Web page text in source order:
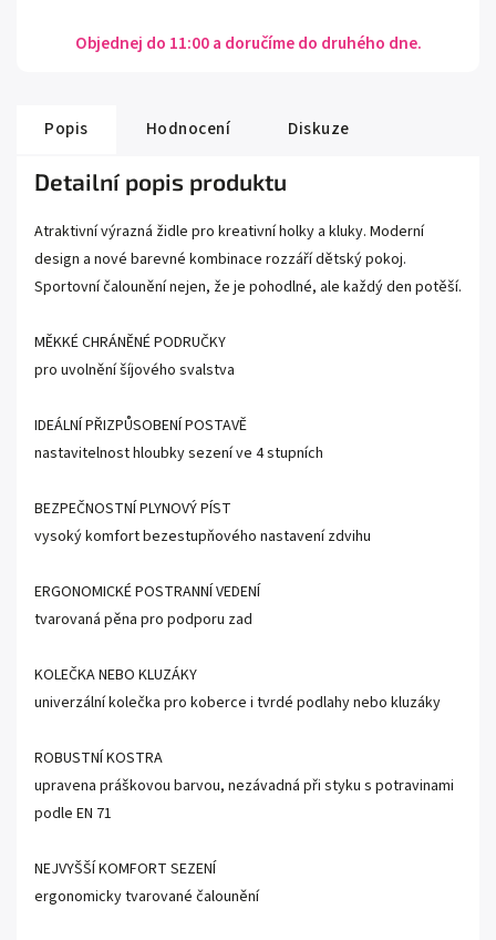
Objednej do 11:00 a doručíme do druhého dne.
Popis Hodnocení Diskuze
Detailní popis produktu
Atraktivní výrazná židle pro kreativní holky a kluky. Moderní
design a nové barevné kombinace rozzáří dětský pokoj.
Sportovní čalounění nejen, že je pohodlné, ale každý den potěší.
MĚKKÉ CHRÁNĚNÉ PODRUČKY
pro uvolnění šíjového svalstva
IDEÁLNÍ PŘIZPŮSOBENÍ POSTAVĚ
nastavitelnost hloubky sezení ve 4 stupních
BEZPEČNOSTNÍ PLYNOVÝ PÍST
vysoký komfort bezestupňového nastavení zdvihu
ERGONOMICKÉ POSTRANNÍ VEDENÍ
tvarovaná pěna pro podporu zad
KOLEČKA NEBO KLUZÁKY
univerzální kolečka pro koberce i tvrdé podlahy nebo kluzáky
ROBUSTNÍ KOSTRA
upravena práškovou barvou, nezávadná při styku s potravinami
podle EN 71
NEJVYŠŠÍ KOMFORT SEZENÍ
ergonomicky tvarované čalounění